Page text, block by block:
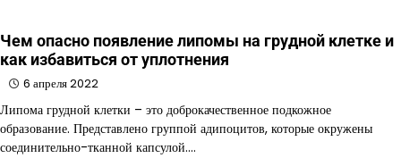
Чем опасно появление липомы на грудной клетке и
как избавиться от уплотнения
6 апреля 2022
Липома грудной клетки – это доброкачественное подкожное
образование. Представлено группой адипоцитов, которые окружены
соединительно-тканной капсулой.…